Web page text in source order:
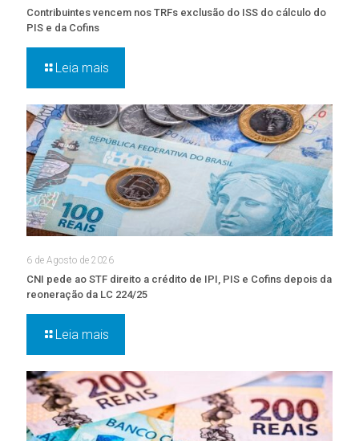
Contribuintes vencem nos TRFs exclusão do ISS do cálculo do
PIS e da Cofins
Leia mais
6 de Agosto de 2026
CNI pede ao STF direito a crédito de IPI, PIS e Cofins depois da
reoneração da LC 224/25
Leia mais